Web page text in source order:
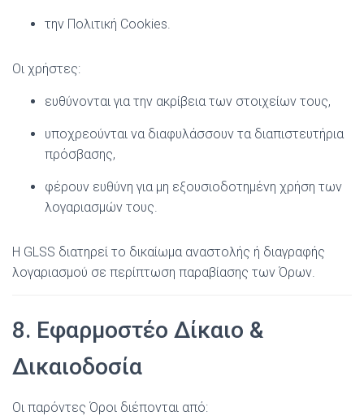
την Πολιτική Cookies.
Οι χρήστες:
ευθύνονται για την ακρίβεια των στοιχείων τους,
υποχρεούνται να διαφυλάσσουν τα διαπιστευτήρια
πρόσβασης,
φέρουν ευθύνη για μη εξουσιοδοτημένη χρήση των
λογαριασμών τους.
Η GLSS διατηρεί το δικαίωμα αναστολής ή διαγραφής
λογαριασμού σε περίπτωση παραβίασης των Όρων.
8. Εφαρμοστέο Δίκαιο &
Δικαιοδοσία
Οι παρόντες Όροι διέπονται από: